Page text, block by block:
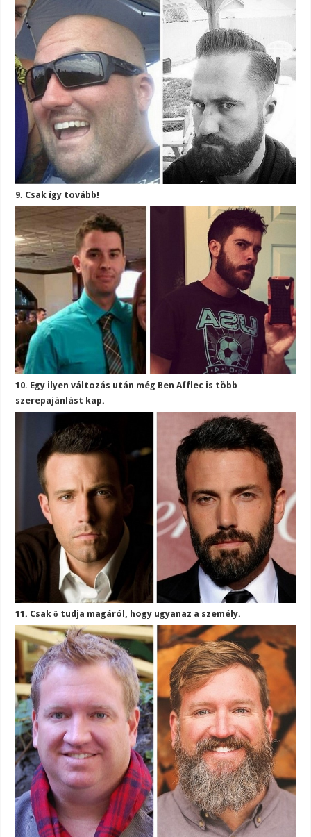
9. Csak így tovább!
10. Egy ilyen változás után még Ben Afflec is több
szerepajánlást kap.
11. Csak ő tudja magáról, hogy ugyanaz a személy.